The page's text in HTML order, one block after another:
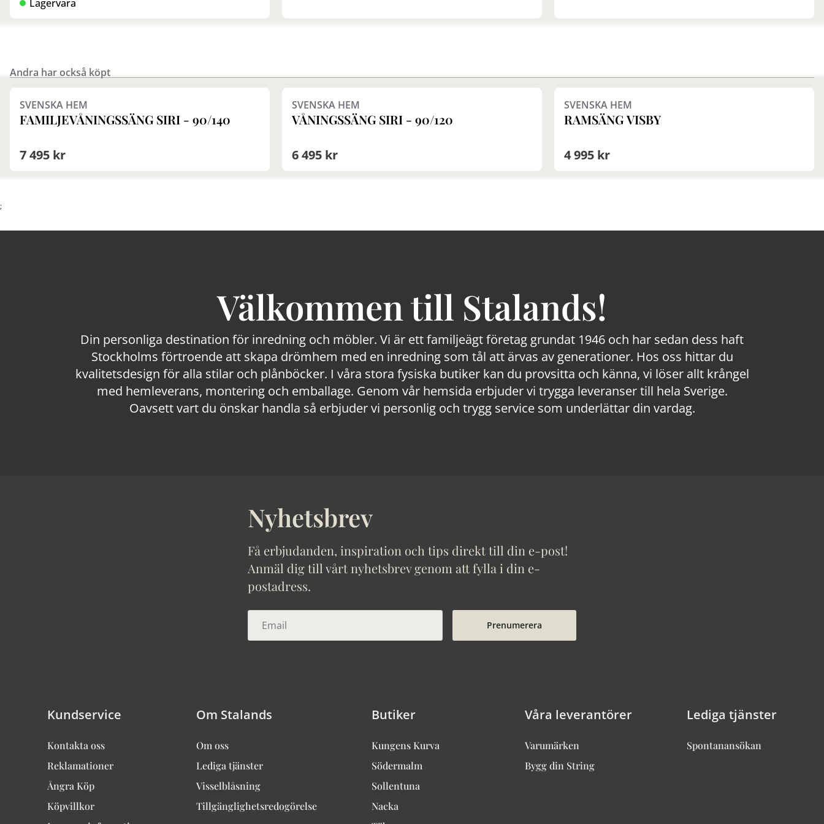
Lagervara
Andra har också köpt Finns i fler val (2)
SVENSKA HEM
FAMILJEVÅNINGSSÄNG SIRI - 90/140
7 495 kr
Finns i fler val (2)
SVENSKA HEM
VÅNINGSSÄNG SIRI - 90/120
6 495 kr
Finns i fler val (3)
SVENSKA HEM
RAMSÄNG VISBY
4 995 kr
;
Välkommen till Stalands!
Din personliga destination för inredning och möbler. Vi är ett familjeägt företag grundat 1946 och har sedan dess haft
Stockholms förtroende att skapa drömhem med en inredning som tål att ärvas av generationer. Hos oss hittar du
kvalitetsdesign för alla stilar och plånböcker. I våra stora fysiska butiker kan du provsitta och känna, vi löser allt krångel
med hemleverans, montering och emballage. Genom vår hemsida erbjuder vi trygga leveranser till hela Sverige.
Oavsett vart du önskar handla så erbjuder vi personlig och trygg service som underlättar din vardag.
Nyhetsbrev
Få erbjudanden, inspiration och tips direkt till din e-post!
Anmäl dig till vårt nyhetsbrev genom att fylla i din e-
postadress.
Prenumerera
Kundservice
Kontakta oss
Reklamationer
Ångra Köp
Köpvillkor
Om Stalands
Om oss
Lediga tjänster
Visselblåsning
Tillgänglighetsredogörelse
Butiker
Kungens Kurva
Södermalm
Sollentuna
Nacka
Våra leverantörer
Varumärken
Bygg din String
Lediga tjänster
Spontanansökan